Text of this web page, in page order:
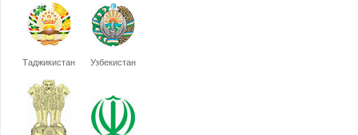
Таджикистан Узбекистан